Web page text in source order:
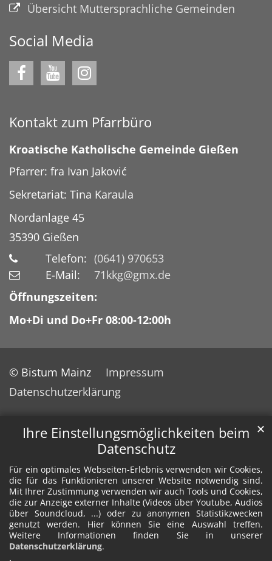
Ihre Einstellungsmöglichkeiten beim
Datenschutz
Für ein optimales Webseiten-Erlebnis verwenden wir Cookies,
die für das Funktionieren unserer Website notwendig sind.
Mit Ihrer Zustimmung verwenden wir auch Tools und Cookies,
die zur Anzeige externer Inhalte (Videos über Youtube, Audios
über Soundcloud, ...) oder zu anonymen Statistikzwecken
genutzt werden. Hier können Sie eine Auswahl treffen.
Weitere Informationen finden Sie in unserer
Datenschutzerklärung.
✕
Übersicht Muttersprachliche Gemeinden
Social Media
Kontakt zum Pfarrbüro
Kroatische Katholische Gemeinde Gießen
Pfarrer: fra Ivan Jaković
Sekretariat: Tina Karaula
Nordanlage 45
35390 Gießen
Telefon: (0641) 970653
E-Mail:
71kkg@gmx.de
Öffnungszeiten:
Mo+Di und Do+Fr 08:00-12:00h
© Bistum Mainz
Impressum
Datenschutzerklärung